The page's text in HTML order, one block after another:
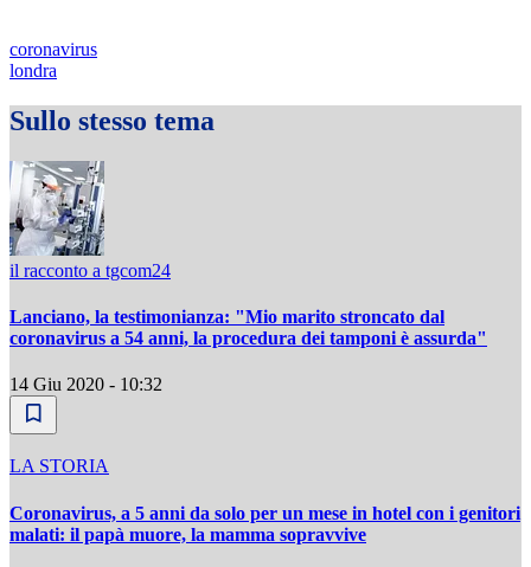
coronavirus
londra
Sullo stesso tema
il racconto a tgcom24
Lanciano, la testimonianza: "Mio marito stroncato dal
coronavirus a 54 anni, la procedura dei tamponi è assurda"
14 Giu 2020 - 10:32
LA STORIA
Coronavirus, a 5 anni da solo per un mese in hotel con i genitori
malati: il papà muore, la mamma sopravvive